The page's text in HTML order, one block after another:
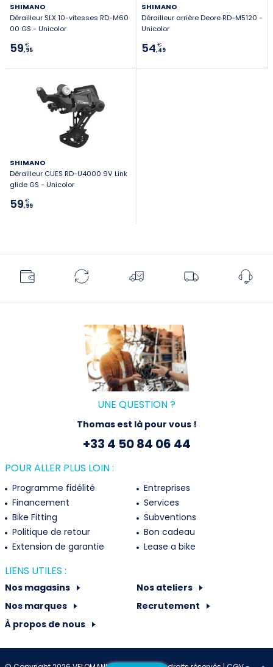
SHIMANO
Dérailleur SLX 10-vitesses RD-M60
00 GS - Unicolor
59,95
€
SHIMANO
Dérailleur arrière Deore RD-M5120 -
Unicolor
54,49
€
SHIMANO
Dérailleur CUES RD-U4000 9V Link
glide GS - Unicolor
59,99
€
UNE QUESTION ?
Thomas est là pour vous !
+33 4 50 84 06 44
POUR ALLER PLUS LOIN :
Programme fidélité
Entreprises
Financement
Services
Bike Fitting
Subventions
Politique de retour
Bon cadeau
Extension de garantie
Lease a bike
LIENS UTILES :
Nos magasins
Nos ateliers
Nos marques
Recrutement
À propos de nous